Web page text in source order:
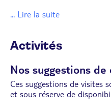
... Lire la suite
Activités
Nos suggestions
Ces suggestions de visites
et sous réserve de